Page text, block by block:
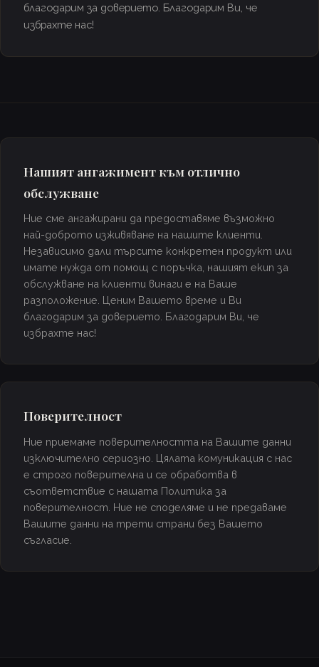
благодарим за доверието. Благодарим Ви, че
избрахте нас!
Нашият ангажимент към отлично
обслужване
Ние сме ангажирани да предоставяме възможно
най-доброто изживяване на нашите клиенти.
Независимо дали търсите конкретен продукт или
имате нужда от помощ с поръчка, нашият екип за
обслужване на клиенти винаги е на Ваше
разположение. Ценим Вашето време и Ви
благодарим за доверието. Благодарим Ви, че
избрахте нас!
Поверителност
Ние приемаме поверителността на Вашите данни
изключително сериозно. Цялата комуникация с нас
е строго поверителна и се обработва в
съответствие с нашата Политика за
поверителност. Ние не споделяме и не предаваме
Вашите данни на трети страни без Вашето
съгласие.